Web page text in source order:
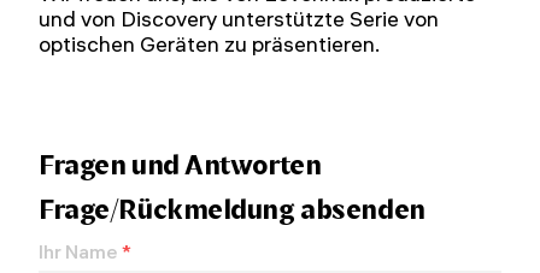
und von Discovery unterstützte Serie von
optischen Geräten zu präsentieren.
Fragen und Antworten
Frage/Rückmeldung absenden
Ihr Name *